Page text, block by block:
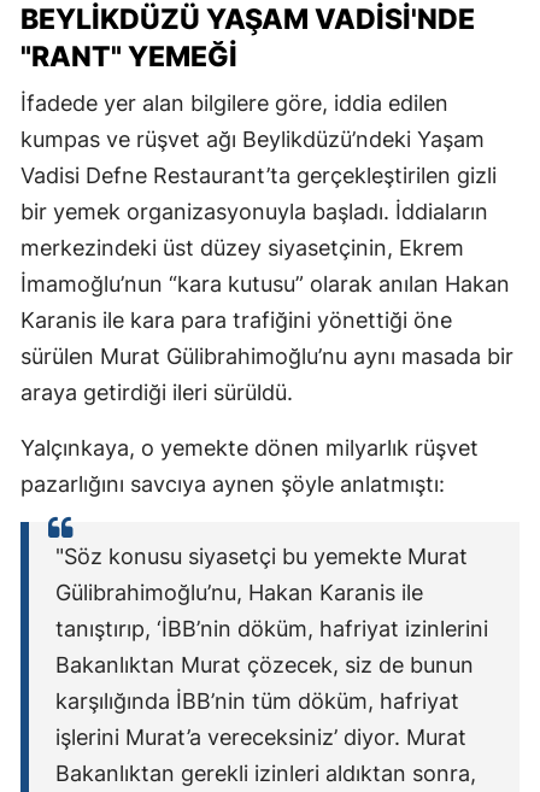
BEYLİKDÜZÜ YAŞAM VADİSİ'NDE
"RANT" YEMEĞİ
İfadede yer alan bilgilere göre, iddia edilen
kumpas ve rüşvet ağı Beylikdüzü’ndeki Yaşam
Vadisi Defne Restaurant’ta gerçekleştirilen gizli
bir yemek organizasyonuyla başladı. İddiaların
merkezindeki üst düzey siyasetçinin, Ekrem
İmamoğlu’nun “kara kutusu” olarak anılan Hakan
Karanis ile kara para trafiğini yönettiği öne
sürülen Murat Gülibrahimoğlu’nu aynı masada bir
araya getirdiği ileri sürüldü.
Yalçınkaya, o yemekte dönen milyarlık rüşvet
pazarlığını savcıya aynen şöyle anlatmıştı:
"Söz konusu siyasetçi bu yemekte Murat
Gülibrahimoğlu’nu, Hakan Karanis ile
tanıştırıp, ‘İBB’nin döküm, hafriyat izinlerini
Bakanlıktan Murat çözecek, siz de bunun
karşılığında İBB’nin tüm döküm, hafriyat
işlerini Murat’a vereceksiniz’ diyor. Murat
Bakanlıktan gerekli izinleri aldıktan sonra,